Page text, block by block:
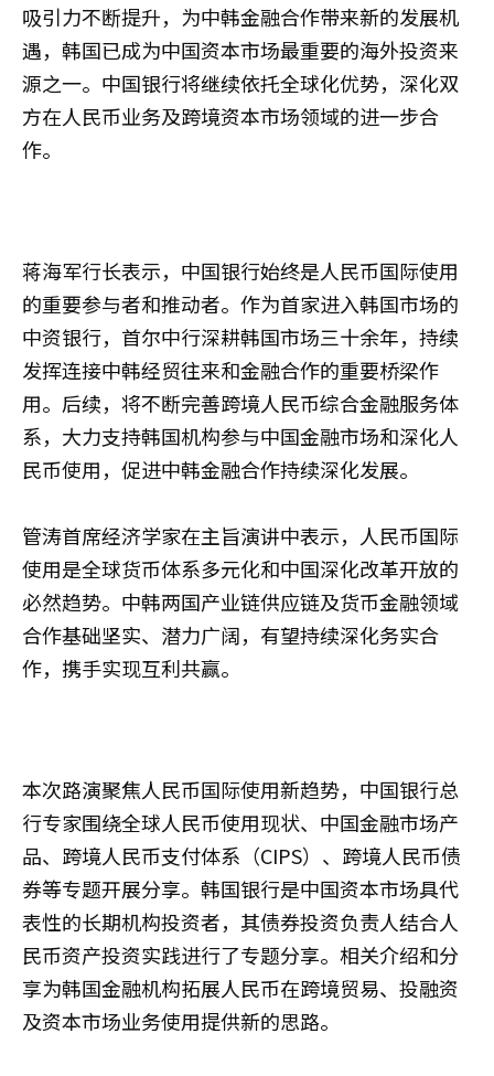
吸引力不断提升，为中韩金融合作带来新的发展机
遇，韩国已成为中国资本市场最重要的海外投资来
源之一。中国银行将继续依托全球化优势，深化双
方在人民币业务及跨境资本市场领域的进一步合
作。
蒋海军行长表示，中国银行始终是人民币国际使用
的重要参与者和推动者。作为首家进入韩国市场的
中资银行，首尔中行深耕韩国市场三十余年，持续
发挥连接中韩经贸往来和金融合作的重要桥梁作
用。后续，将不断完善跨境人民币综合金融服务体
系，大力支持韩国机构参与中国金融市场和深化人
民币使用，促进中韩金融合作持续深化发展。
管涛首席经济学家在主旨演讲中表示，人民币国际
使用是全球货币体系多元化和中国深化改革开放的
必然趋势。中韩两国产业链供应链及货币金融领域
合作基础坚实、潜力广阔，有望持续深化务实合
作，携手实现互利共赢。
本次路演聚焦人民币国际使用新趋势，中国银行总
行专家围绕全球人民币使用现状、中国金融市场产
品、跨境人民币支付体系（CIPS）、跨境人民币债
券等专题开展分享。韩国银行是中国资本市场具代
表性的长期机构投资者，其债券投资负责人结合人
民币资产投资实践进行了专题分享。相关介绍和分
享为韩国金融机构拓展人民币在跨境贸易、投融资
及资本市场业务使用提供新的思路。